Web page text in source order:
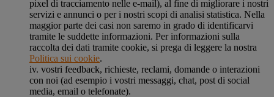
pixel di tracciamento nelle e-mail), al fine di migliorare i nostri
servizi e annunci o per i nostri scopi di analisi statistica. Nella
maggior parte dei casi non saremo in grado di identificarvi
tramite le suddette informazioni. Per informazioni sulla
raccolta dei dati tramite cookie, si prega di leggere la nostra
Politica sui cookie.
iv. vostri feedback, richieste, reclami, domande o interazioni
con noi (ad esempio i vostri messaggi, chat, post di social
media, email o telefonate).